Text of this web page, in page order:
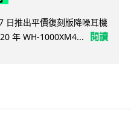
日推出平價復刻版降噪耳機
年 WH-1000XM4...
閱讀